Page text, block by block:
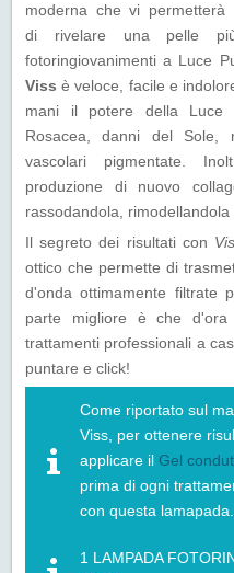
moderna che vi permetterà
di rivelare una pelle
fotoringiovanimenti a Luce
Viss è veloce, facile e
mani il potere della Luce
Rosacea, danni del Sole,
vascolari pigmentate.
produzione di nuovo
rassodandola,
Il segreto dei risultati con
ottico che permette di
d'onda ottimamente filtrate
parte migliore è che
trattamenti professionali a
puntare e click!
Come riportato sul
Viss, per ottenere
applicare il Gel
prima di ogni
con questa lamapada.
1 LAMPADA